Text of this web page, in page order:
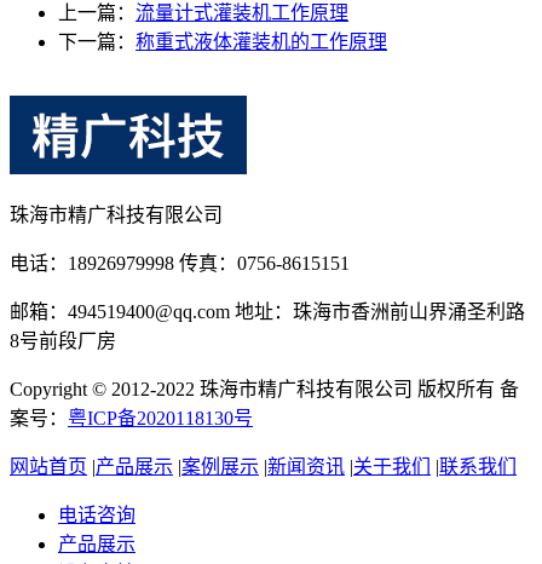
上一篇： 流量计式灌装机工作原理
下一篇： 称重式液体灌装机的工作原理
珠海市精广科技有限公司
电话：18926979998 传真：0756-8615151
邮箱：494519400@qq.com 地址：珠海市香洲前山界涌圣利路
8号前段厂房
Copyright © 2012-2022 珠海市精广科技有限公司 版权所有 备
案号： 粤ICP备2020118130号
网站首页 |产品展示 |案例展示 |新闻资讯 |关于我们 |联系我们
电话咨询
产品展示